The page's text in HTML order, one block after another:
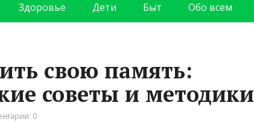
Здоровье Дети Быт Обо всем
свою память:
советы и методики
0